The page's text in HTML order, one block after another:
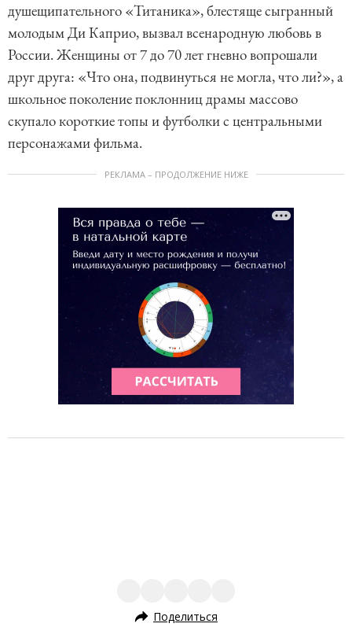
душещипательного «Титаника», блестяще сыгранный
молодым Ди Каприо, вызвал всенародную любовь в
России. Женщины от 7 до 70 лет гневно вопрошали
друг друга: «Что она, подвинуться не могла, что ли?», а
школьное поколение поклонниц драмы массово
скупало короткие топы и футболки с центральными
персонажами фильма.
РЕКЛАМА – ПРОДОЛЖЕНИЕ НИЖЕ
Поделиться